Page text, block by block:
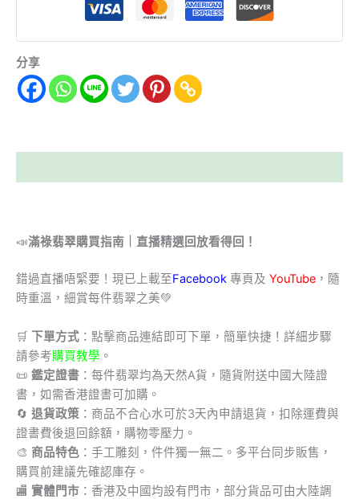
分享
📣滿祿翡翠購買指南｜直播精選回放看得回！
錯過直播唔緊要！現已上載至Facebook 專頁及 YouTube ，隨
時重溫，細賞每件翡翠之美💚
🛒 下單方式 ：點擊商品連結即可下單，簡單快捷！詳細步驟
請參考購買教學 。
📜 鑑定證書 ：每件翡翠均為天然A貨，隨貨附送中國大陸證
書，如需香港證書可加購。
🔄 退貨政策 ：商品不合心水可於3天內申請退貨，扣除運費與
證書費後退回餘額，購物零壓力。
🎨 商品特色 ：手工雕刻，件件獨一無二。多平台同步販售，
購買前建議先確認庫存。
🏬 實體門市 ：香港及中國均設有門市，部分貨品可由大陸調